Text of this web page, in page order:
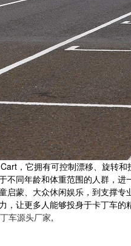
，它拥有可控制漂移、旋转
同年龄和体重范围的人群，
蒙、大众休闲娱乐，到支撑
让更多人能够投身于卡丁车的
车源头厂家,